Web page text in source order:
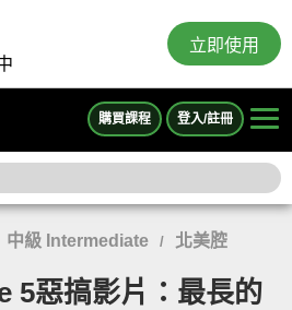
立即使用
購買課程 登入/註冊
中級 Intermediate / 北美腔
5惡搞影片：最長的